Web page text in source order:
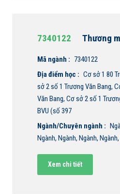
7340122 Thương
Mã ngành : 7340122
Địa điểm học : Cơ sở 1 80
sở 2 số 1 Trương Văn Bang,
Văn Bang, Cơ sở 2 số 1
BVU (số 397
Ngành/Chuyên ngành :
Ngành, Ngành, Ngành,
Xem chi tiết